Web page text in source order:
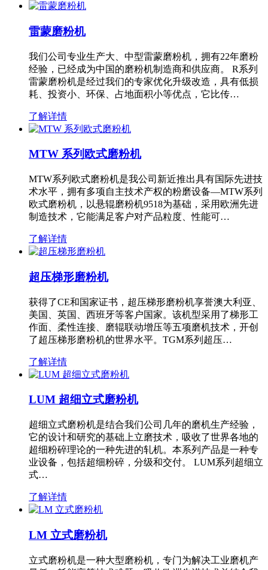
雷蒙磨粉机
我们公司专业生产大、中型雷蒙磨粉机，拥有22年磨粉
经验，已经成为中国的磨粉机制造商和供应商。 R系列
雷蒙磨粉机是经过我们的专家优化升级改造，具有低损
耗、投资小、环保、占地面积小等优点，它比传…
了解详情
MTW 系列欧式磨粉机
MTW系列欧式磨粉机是我公司新近推出具有国际先进技
术水平，拥有多项自主技术产权的粉磨设备—MTW系列
欧式磨粉机，以悬辊磨粉机9518为基础，采用欧洲先进
制造技术，它能满足客户对产品粒度、性能可…
了解详情
超压梯形磨粉机
获得了CE和国家证书，超压梯形磨粉机享誉澳大利亚、
美国、英国、西班牙等客户国家。该机型采用了梯形工
作面、柔性连接、磨辊联动增压等五项磨机技术，开创
了超压梯形磨粉机的世界水平。TGM系列超压…
了解详情
LUM 超细立式磨粉机
超细立式磨粉机是结合我们公司几年的磨机生产经验，
它的设计和研究的基础上立磨技术，吸收了世界各地的
超细粉碎理论的一种先进的轧机。本系列产品是一种专
业设备，包括超细粉碎，分级和交付。 LUM系列超细立
式…
了解详情
LM 立式磨粉机
立式磨粉机是一种大型磨粉机，专门为解决工业磨机产